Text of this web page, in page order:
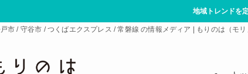
地域トレンドを
市 / 守谷市 / つくばエクスプレス / 常磐線 の情報メディア | もりのは（モリ